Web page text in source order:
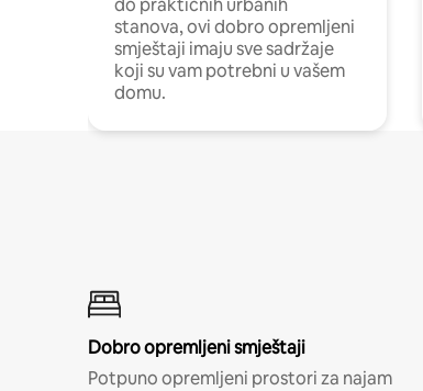
do praktičnih urbanih
stanova, ovi dobro opremljeni
smještaji imaju sve sadržaje
koji su vam potrebni u vašem
domu.
Dobro opremljeni smještaji
Potpuno opremljeni prostori za najam